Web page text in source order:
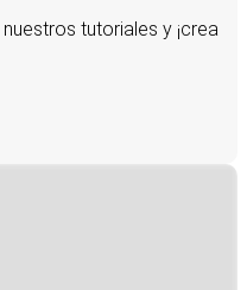
tutoriales y ¡crea